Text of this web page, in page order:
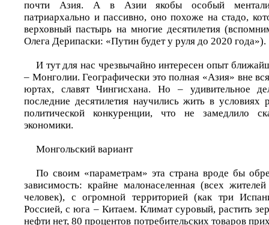
почти Азия. А в Азии якобы особый
патриархально и пассивно, оно похоже на стадо,
верховный пастырь на многие десятилетия
Олега Дерипаски: «Путин будет у руля до 2020 года»).
И тут для нас чрезвычайно интересен опыт
– Монголии. Географически это полная «Азия» вне
юртах, славят Чингисхана. Но – удивительное
последние десятилетия научились жить в условиях
политической конкуренции, что не замедлило
экономики.
Монгольский вариант
По своим «параметрам» эта страна вроде бы
зависимость: крайне малонаселенная (всех
человек), с огромной территорией (как три
Россией, с юга – Китаем. Климат суровый, растить
нефти нет, 80 процентов потребительских товаров